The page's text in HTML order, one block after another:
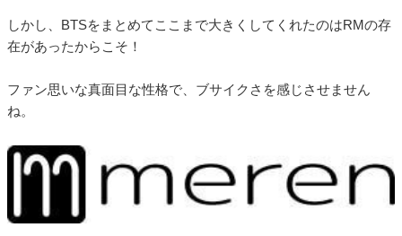
しかし、BTSをまとめてここまで大きくしてくれたのはRMの存
在があったからこそ！
ファン思いな真面目な性格で、ブサイクさを感じさせません
ね。